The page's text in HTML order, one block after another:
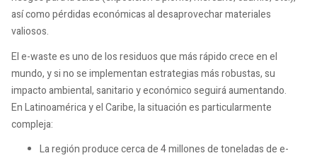
así como pérdidas económicas al desaprovechar materiales
valiosos.
El e-waste es uno de los residuos que más rápido crece en el
mundo, y si no se implementan estrategias más robustas, su
impacto ambiental, sanitario y económico seguirá aumentando.
En Latinoamérica y el Caribe, la situación es particularmente
compleja:
La región produce cerca de 4 millones de toneladas de e-